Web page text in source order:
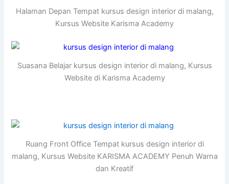
Halaman Depan Tempat kursus design interior di malang,
Kursus Website Karisma Academy
Suasana Belajar kursus design interior di malang, Kursus
Website di Karisma Academy
Ruang Front Office Tempat kursus design interior di
malang, Kursus Website KARISMA ACADEMY Penuh Warna
dan Kreatif